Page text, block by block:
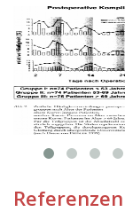
Referenzen